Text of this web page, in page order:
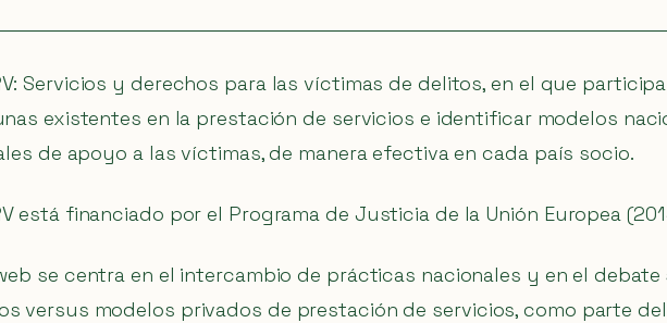
Servicios y derechos para las víctimas de delitos, en el que
existentes en la prestación de servicios e identificar modelos
de apoyo a las víctimas, de manera efectiva en cada país socio.
está financiado por el Programa de Justicia de la Unión Europea
se centra en el intercambio de prácticas nacionales y en el
versus modelos privados de prestación de servicios, como parte